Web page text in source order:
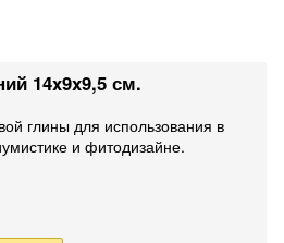
14x9x9,5 см.
глины для использования в
и фитодизайне.